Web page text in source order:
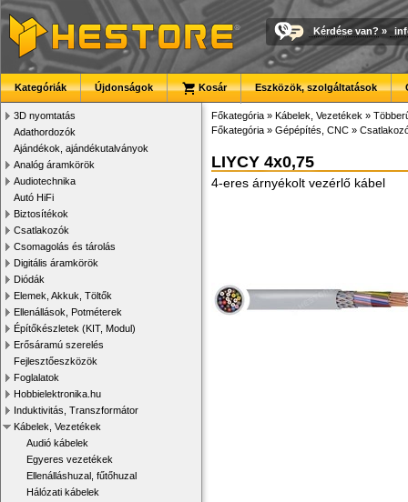
Kérdése van? »
Kategóriák Újdonságok Kosár Eszközök, szolgáltatások
3D nyomtatás
Adathordozók
Ajándékok, ajándékutalványok
Analóg áramkörök
Audiotechnika
Autó HiFi
Biztosítékok
Csatlakozók
Csomagolás és tárolás
Digitális áramkörök
Diódák
Elemek, Akkuk, Töltők
Ellenállások, Potméterek
Építőkészletek (KIT, Modul)
Erősáramú szerelés
Fejlesztőeszközök
Foglalatok
Hobbielektronika.hu
Induktivitás, Transzformátor
Kábelek, Vezetékek
Audió kábelek
Egyeres vezetékek
Ellenálláshuzal, fűtőhuzal
Hálózati kábelek
Főkategória » Kábelek, Vezetékek »
Főkategória » Gépépítés, CNC »
LIYCY 4x0,75
4-eres árnyékolt vezérlő kábel